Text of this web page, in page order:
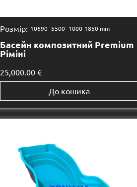
Розмір: 10690 -5500 -1000-1850 mm
Басейн композитний Premium
Ріміні
25,000.00 €
До кошика